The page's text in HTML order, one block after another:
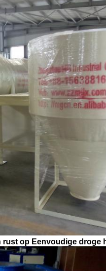
rust op Eenvoudige droge